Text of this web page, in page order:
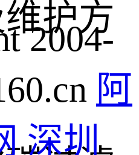
护方
2004-
阿
深圳